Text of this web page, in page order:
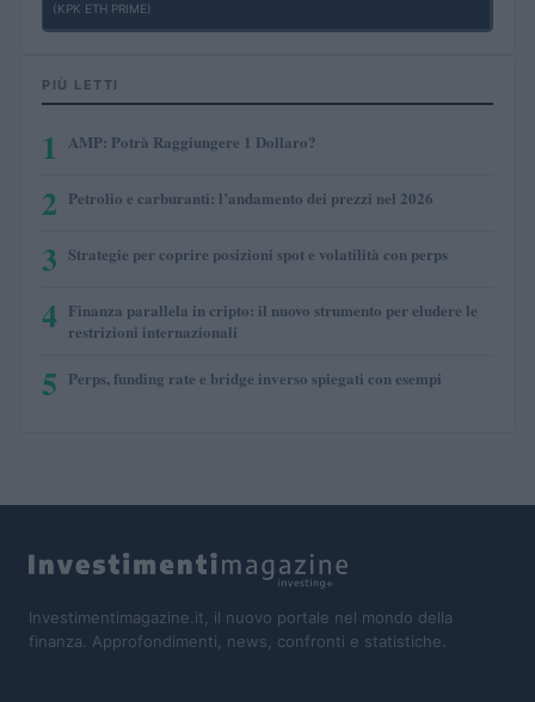
(KPK ETH PRIME)
PIÙ LETTI
1 AMP: Potrà Raggiungere 1 Dollaro?
2 Petrolio e carburanti: l’andamento dei prezzi nel 2026
3 Strategie per coprire posizioni spot e volatilità con perps
4 Finanza parallela in cripto: il nuovo strumento per eludere le
restrizioni internazionali
5 Perps, funding rate e bridge inverso spiegati con esempi
Investimentimagazine.it, il nuovo portale nel mondo della
finanza. Approfondimenti, news, confronti e statistiche.